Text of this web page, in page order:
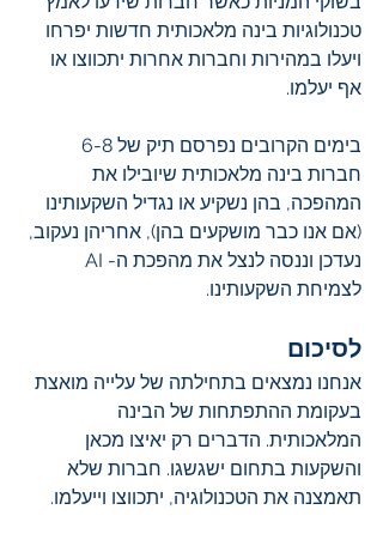
טכנולוגיות בינה מלאכותית חדשות יפרחו
ויעלו במהירות וחברות אחרות יתכווצו או
אף יעלמו.
חברות בינה מלאכותית שיובילו את
המהפכה, בהן נשקיע או נגדיל השקעותינו
(אם אנו כבר מושקעים בהן), אחריהן נעקוב,
לצמיחת השקעותינו.
לסיכום
אנחנו נמצאים בתחילתה של עלייה מואצת
בעקומת ההתפתחות של הבינה
המלאכותית. הדברים רק יאיצו מכאן
והשקעות בתחום ישגשגו. חברות שלא
תאמצנה את הטכנולוגיה, יתכווצו וייעלמו.